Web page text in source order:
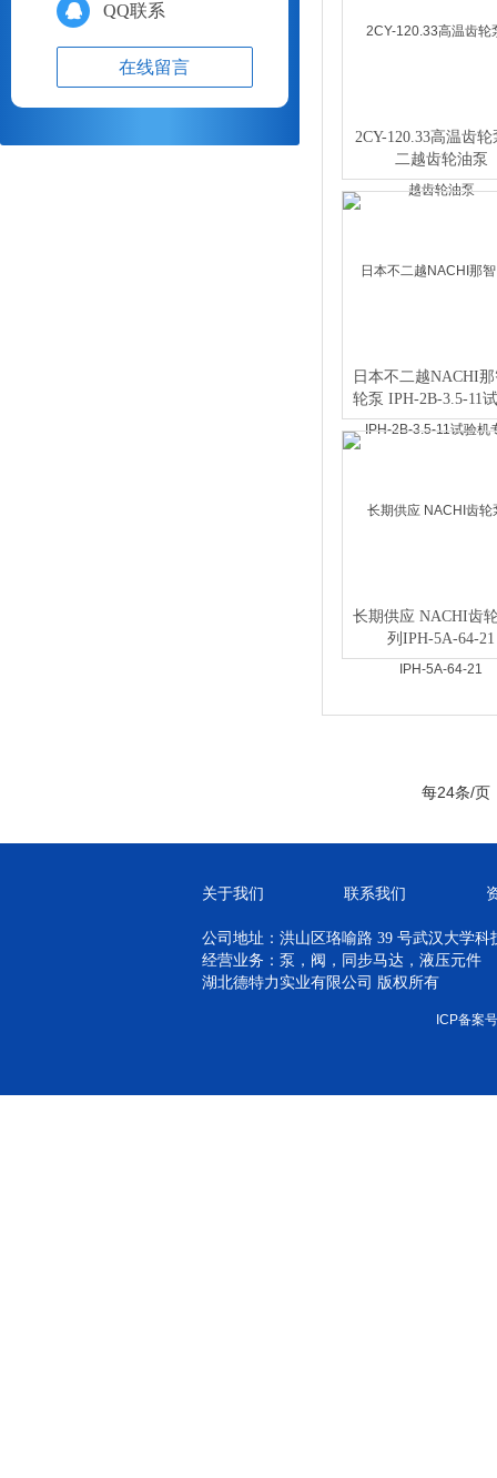
QQ联系
在线留言
2CY-120.33高温齿
二越齿轮油泵
日本不二越NACHI
轮泵 IPH-2B-3.5-11
专用
长期供应 NACHI齿
列IPH-5A-64-21
每24条/页
关于我们 联系我们
公司地址：洪山区珞喻路 39 号武汉大学科
经营业务：泵，阀，同步马达，液压元件
湖北德特力实业有限公司 版权所有
ICP备案